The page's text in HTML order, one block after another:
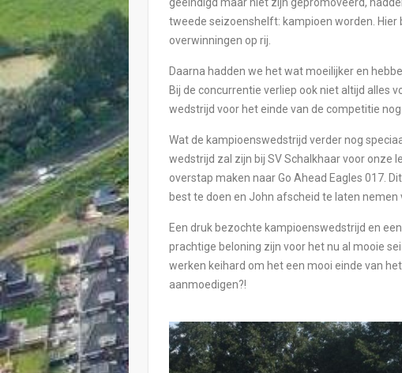
tweede seizoenshelft: kampioen worden.
overwinningen op rij.
Daarna hadden we het wat moeilijker en
Bij de concurrentie verliep ook niet altijd alles
wedstrijd voor het einde van de competitie
Wat de kampioenswedstrijd verder nog
wedstrijd zal zijn bij SV Schalkhaar voor onze
overstap maken naar Go Ahead Eagles 017.
best te doen en John afscheid te laten
Een druk bezochte kampioenswedstrijd en
prachtige beloning zijn voor het nu al mooie
werken keihard om het een mooi einde van
aanmoedigen?!